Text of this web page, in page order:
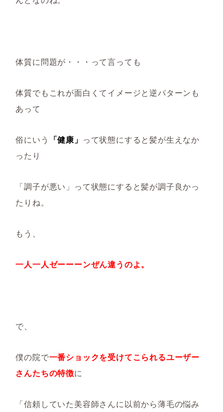
体質に問題が・・・って言っても
体質でもこれが面白くてイメージと逆パターンも
あって
俗にいう 「健康」 って状態にすると髪が生えなか
ったり
「調子が悪い」って状態にすると髪が調子良かっ
たりね。
もう、
一人一人ゼーーーンぜん違うのよ。
で、
僕の院で一番ショックを受けてこられるユーザー
さんたちの特徴に
「信頼していた美容師さんに以前から薄毛の悩み